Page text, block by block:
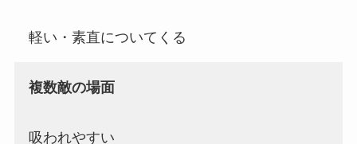
軽い・素直についてくる
複数敵の場面
吸われやすい